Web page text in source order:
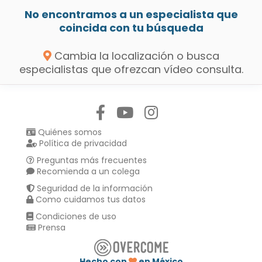
No encontramos a un especialista que
coincida con tu búsqueda
Cambia la localización o busca
especialistas que ofrezcan vídeo consulta.
Quiénes somos
Política de privacidad
Preguntas más frecuentes
Recomienda a un colega
Seguridad de la información
Como cuidamos tus datos
Condiciones de uso
Prensa